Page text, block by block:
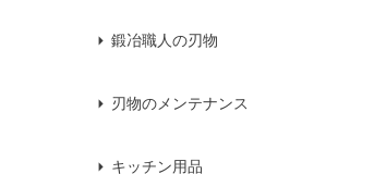
鍛冶職人の刃物
刃物のメンテナンス
キッチン用品